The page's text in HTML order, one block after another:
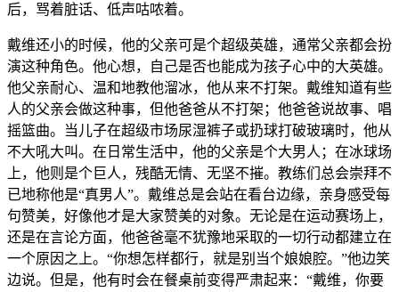
后，骂着脏话、低声咕哝着。
戴维还小的时候，他的父亲可是个超级英雄，通常父亲都会扮
演这种角色。他心想，自己是否也能成为孩子心中的大英雄。
他父亲耐心、温和地教他溜冰，他从来不打架。戴维知道有些
人的父亲会做这种事，但他爸爸从不打架；他爸爸说故事、唱
摇篮曲。当儿子在超级市场尿湿裤子或扔球打破玻璃时，他从
不大吼大叫。在日常生活中，他的父亲是个大男人；在冰球场
上，他则是个巨人，残酷无情、无坚不摧。教练们总会崇拜不
已地称他是“真男人”。戴维总是会站在看台边缘，亲身感受每
句赞美，好像他才是大家赞美的对象。无论是在运动赛场上，
还是在言论方面，他爸爸毫不犹豫地采取的一切行动都建立在
一个原因之上。“你想怎样都行，就是别当个娘娘腔。”他边笑
边说。但是，他有时会在餐桌前变得严肃起来：“戴维，你要